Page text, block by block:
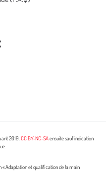
2019.CC BY-NC-SAensuite sauf indication
« Adaptation et qualification de la main